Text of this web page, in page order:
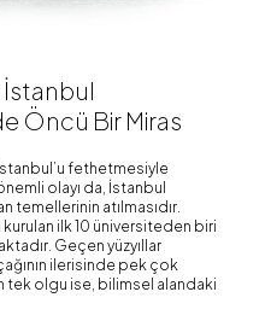
İstanbul
Öncü Bir Miras
fethetmesiyle
olayı da, İstanbul
temellerinin atılmasıdır.
ilk 10 üniversiteden biri
Geçen yüzyıllar
ilerisinde pek çok
tek olgu ise, bilimsel alandaki